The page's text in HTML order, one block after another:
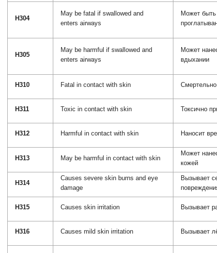
H304
May be fatal if swallowed and
enters airways
Может
H305
May be harmful if swallowed and
enters airways
Может
вдыхании
H310 Fatal in contact with skin Смертельно
H311 Toxic in contact with skin Токсично
H312 Harmful in contact with skin Наносит
H313 May be harmful in contact with skin
Может
кожей
H314
Causes severe skin burns and eye
damage
Вызывает
H315 Causes skin irritation Вызывает
H316 Causes mild skin irritation Вызывает